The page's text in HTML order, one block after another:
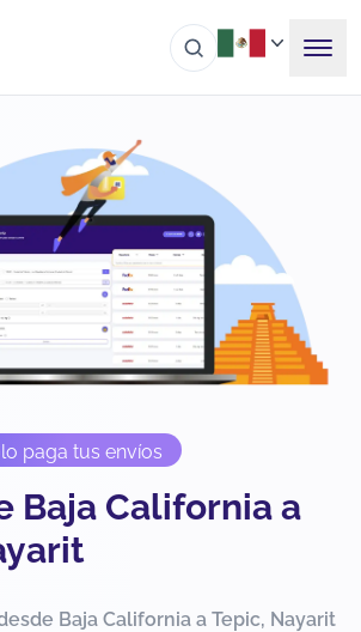
paga tus envíos
Baja California a
Baja California a Tepic, Nayarit